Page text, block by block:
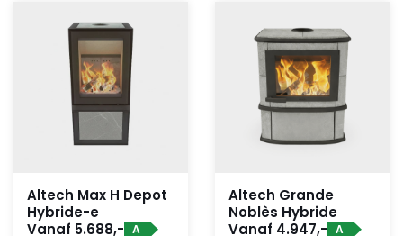
Altech Max H Depot
Hybride-e
Vanaf 5.688,- A
Altech Grande
Noblès Hybride
Vanaf 4.947,- A